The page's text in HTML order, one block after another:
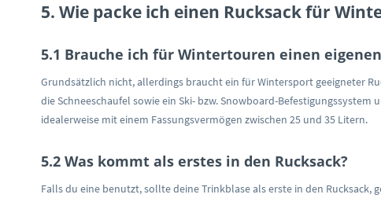
5. Wie packe ich einen Rucksack für
5.1 Brauche ich für Wintertouren einen eigenen
Grundsätzlich nicht, allerdings braucht ein für Wintersport geeigneter
die Schneeschaufel sowie ein Ski- bzw. Snowboard-
idealerweise mit einem Fassungsvermögen zwischen 25 und 35 Litern.
5.2 Was kommt als erstes in den Rucksack?
Falls du eine benutzt, sollte deine Trinkblase als erste in den